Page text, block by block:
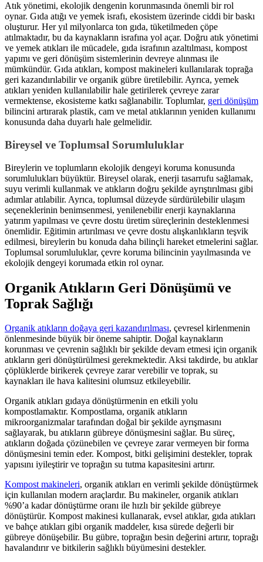
Atık yönetimi, ekolojik dengenin korunmasında önemli bir rol
oynar. Gıda atığı ve yemek israfı, ekosistem üzerinde ciddi bir baskı
oluşturur. Her yıl milyonlarca ton gıda, tüketilmeden çöpe
atılmaktadır, bu da kaynakların israfına yol açar. Doğru atık yönetimi
ve yemek atıkları ile mücadele, gıda israfının azaltılması, kompost
yapımı ve geri dönüşüm sistemlerinin devreye alınması ile
mümkündür. Gıda atıkları, kompost makineleri kullanılarak toprağa
geri kazandırılabilir ve organik gübre üretilebilir. Ayrıca, yemek
atıkları yeniden kullanılabilir hale getirilerek çevreye zarar
vermektense, ekosisteme katkı sağlanabilir. Toplumlar, geri dönüşüm
bilincini artırarak plastik, cam ve metal atıklarının yeniden kullanımı
konusunda daha duyarlı hale gelmelidir.
Bireysel ve Toplumsal Sorumluluklar
Bireylerin ve toplumların ekolojik dengeyi koruma konusunda
sorumlulukları büyüktür. Bireysel olarak, enerji tasarrufu sağlamak,
suyu verimli kullanmak ve atıkların doğru şekilde ayrıştırılması gibi
adımlar atılabilir. Ayrıca, toplumsal düzeyde sürdürülebilir ulaşım
seçeneklerinin benimsenmesi, yenilenebilir enerji kaynaklarına
yatırım yapılması ve çevre dostu üretim süreçlerinin desteklenmesi
önemlidir. Eğitimin artırılması ve çevre dostu alışkanlıkların teşvik
edilmesi, bireylerin bu konuda daha bilinçli hareket etmelerini sağlar.
Toplumsal sorumluluklar, çevre koruma bilincinin yayılmasında ve
ekolojik dengeyi korumada etkin rol oynar.
Organik Atıkların Geri Dönüşümü ve
Toprak Sağlığı
Organik atıkların doğaya geri kazandırılması, çevresel kirlenmenin
önlenmesinde büyük bir öneme sahiptir. Doğal kaynakların
korunması ve çevrenin sağlıklı bir şekilde devam etmesi için organik
atıkların geri dönüştürülmesi gerekmektedir. Aksi takdirde, bu atıklar
çöplüklerde birikerek çevreye zarar verebilir ve toprak, su
kaynakları ile hava kalitesini olumsuz etkileyebilir.
Organik atıkları gıdaya dönüştürmenin en etkili yolu
kompostlamaktır. Kompostlama, organik atıkların
mikroorganizmalar tarafından doğal bir şekilde ayrışmasını
sağlayarak, bu atıkların gübreye dönüşmesini sağlar. Bu süreç,
atıkların doğada çözünebilen ve çevreye zarar vermeyen bir forma
dönüşmesini temin eder. Kompost, bitki gelişimini destekler, toprak
yapısını iyileştirir ve toprağın su tutma kapasitesini artırır.
Kompost makineleri, organik atıkları en verimli şekilde dönüştürmek
için kullanılan modern araçlardır. Bu makineler, organik atıkları
%90’a kadar dönüştürme oranı ile hızlı bir şekilde gübreye
dönüştürür. Kompost makinesi kullanarak, evsel atıklar, gıda atıkları
ve bahçe atıkları gibi organik maddeler, kısa sürede değerli bir
gübreye dönüşebilir. Bu gübre, toprağın besin değerini artırır, toprağı
havalandırır ve bitkilerin sağlıklı büyümesini destekler.